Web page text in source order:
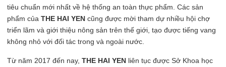
tiêu chuẩn mới nhất về hệ thống an toàn thực phẩm. Các sản
phẩm của THE HAI YEN cũng được mời tham dự nhiều hội chợ
triển lãm và giới thiệu nông sản trên thế giới, tạo được tiếng vang
không nhỏ với đối tác trong và ngoài nước.
Từ năm 2017 đến nay, THE HAI YENliên tục được Sở Khoa học